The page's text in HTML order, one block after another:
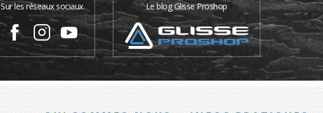
Sur les réseaux sociaux Le blog Glisse Proshop